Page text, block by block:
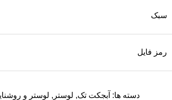
سبک
رمز فایل
دسته ها: آبجکت تک, لوستر , لوستر و